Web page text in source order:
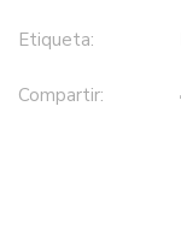
Etiqueta:
Compartir: